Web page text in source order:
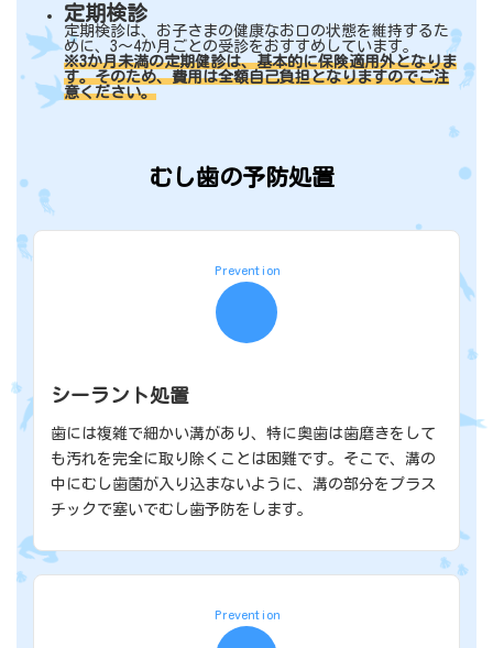
定期検診
定期検診は、お子さまの健康なお口の状態を維持するた
めに、3～4か月ごとの受診をおすすめしています。
※3か月未満の定期健診は、基本的に保険適用外となりま
す。そのため、費用は全額自己負担となりますのでご注
意ください。
むし歯の予防処置
Prevention
シーラント処置
歯には複雑で細かい溝があり、特に奥歯は歯磨きをして
も汚れを完全に取り除くことは困難です。そこで、溝の
中にむし歯菌が入り込まないように、溝の部分をプラス
チックで塞いでむし歯予防をします。
Prevention